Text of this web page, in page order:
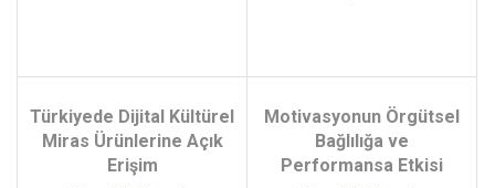
Türkiyede Dijital Kültürel
Miras Ürünlerine Açık
Erişim
Motivasyonun Örgütsel
Bağlılığa ve
Performansa Etkisi